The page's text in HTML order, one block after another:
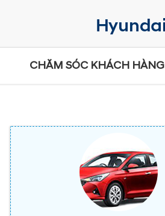
CHĂM SÓC KHÁCH HÀNG